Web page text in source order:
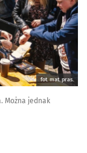
fot. mat. pras.
Można jednak